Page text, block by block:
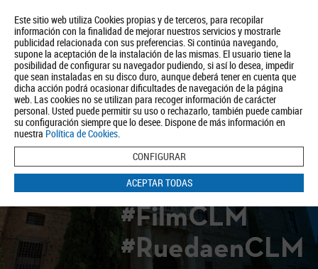
Este sitio web utiliza Cookies propias y de terceros, para recopilar
información con la finalidad de mejorar nuestros servicios y mostrarle
publicidad relacionada con sus preferencias. Si continúa navegando,
supone la aceptación de la instalación de las mismas. El usuario tiene la
posibilidad de configurar su navegador pudiendo, si así lo desea, impedir
que sean instaladas en su disco duro, aunque deberá tener en cuenta que
dicha acción podrá ocasionar dificultades de navegación de la página
web. Las cookies no se utilizan para recoger información de carácter
personal. Usted puede permitir su uso o rechazarlo, también puede cambiar
su configuración siempre que lo desee. Dispone de más información en
nuestra Política de Cookies.
CONFIGURAR
ACEPTAR TODAS
Quiénes somos Turismo Política de Privacidad Aviso Legal
Política de Cookies
BUSCAR
#FilmCLM
#RuedaenCLM